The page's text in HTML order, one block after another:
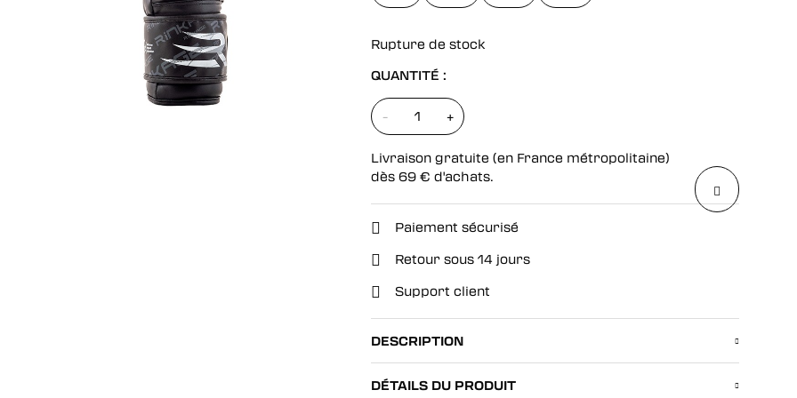
Rupture de stock
QUANTITÉ :
- +
Livraison gratuite (en France métropolitaine)
dès 69 € d'achats.
Paiement sécurisé
Retour sous 14 jours
Support client
DESCRIPTION
DÉTAILS DU PRODUIT